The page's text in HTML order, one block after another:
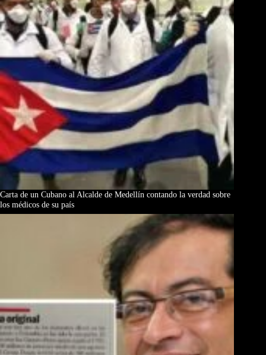
Carta de un Cubano al Alcalde de Medellín contando la verdad sobre
los médicos de su país